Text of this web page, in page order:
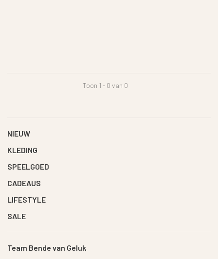
Toon 1 - 0 van 0
NIEUW
KLEDING
SPEELGOED
CADEAUS
LIFESTYLE
SALE
Team Bende van Geluk